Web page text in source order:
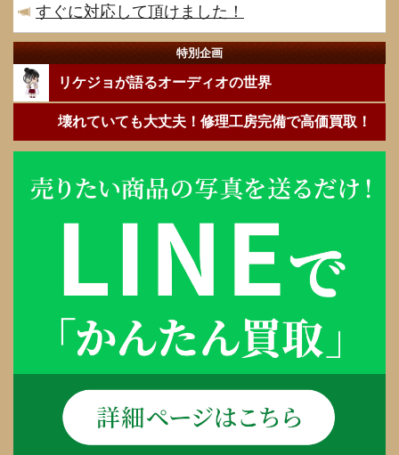
すぐに対応して頂けました！
特別企画
リケジョが語るオーディオの世界
壊れていても大丈夫！修理工房完備で高価買取！